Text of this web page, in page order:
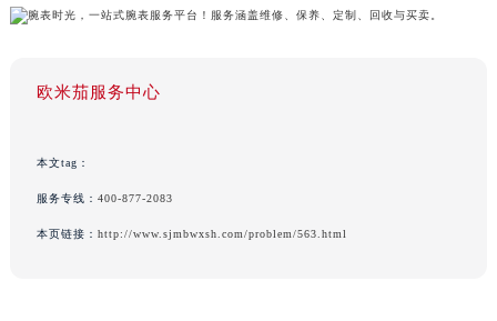
欧米茄服务中心
本文tag：
服务专线： 400-877-2083
本页链接： http://www.sjmbwxsh.com/problem/563.html